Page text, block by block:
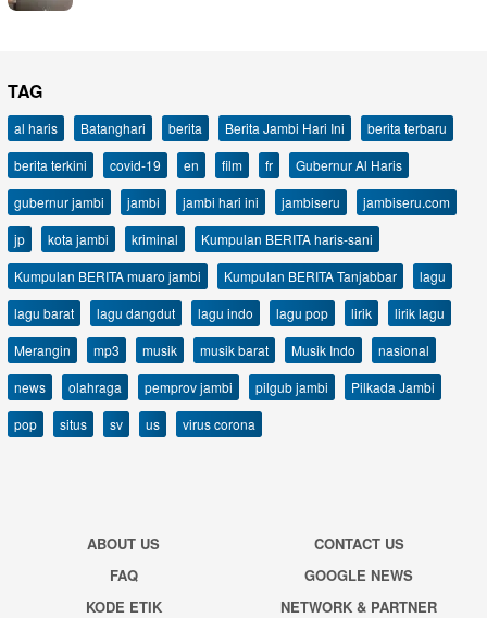
TAG
al haris Batanghari berita Berita Jambi Hari Ini
berita terbaru
berita terkini
covid-19 en film fr
Gubernur Al Haris
gubernur jambi
jambi jambi hari ini jambiseru
jambiseru.com
jp
kota jambi kriminal
Kumpulan BERITA haris-sani
Kumpulan BERITA muaro jambi
Kumpulan BERITA Tanjabbar
lagu
lagu barat
lagu dangdut lagu indo lagu pop lirik
lirik lagu
Merangin
mp3 musik musik barat Musik Indo
nasional
news
olahraga pemprov jambi pilgub jambi
Pilkada Jambi
pop
situs sv us virus corona
ABOUT US
CONTACT US
FAQ
GOOGLE NEWS
KODE ETIK
NETWORK & PARTNER